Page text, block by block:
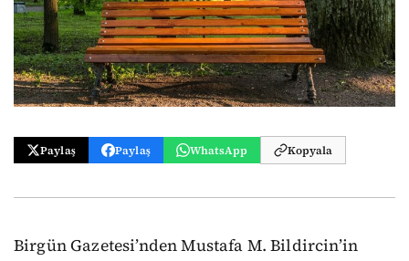
Paylaş Paylaş WhatsApp Kopyala
Birgün Gazetesi’nden Mustafa M. Bildircin’in